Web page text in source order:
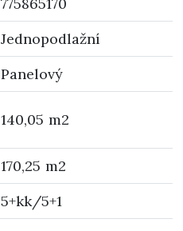
Jednopodlažní
Panelový
140,05 m2
170,25 m2
5+kk/5+1